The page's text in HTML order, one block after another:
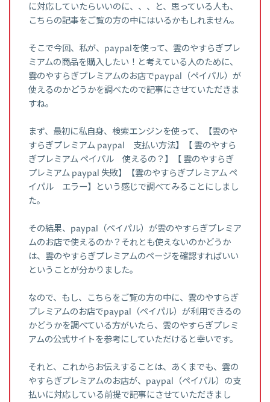
に対応していたらいいのに、、、と、思っている人も、
こちらの記事をご覧の方の中にはいるかもしれません。
そこで今回、私が、paypalを使って、雲のやすらぎプレ
ミアムの商品を購入したい！と考えている人のために、
雲のやすらぎプレミアムのお店でpaypal（ペイパル）が
使えるのかどうかを調べたので記事にさせていただきま
すね。
まず、最初に私自身、検索エンジンを使って、【雲のや
すらぎプレミアム paypal 支払い方法】【 雲のやすら
ぎプレミアム ペイパル 使えるの？】【 雲のやすらぎ
プレミアム paypal 失敗】【雲のやすらぎプレミアム ペ
イパル エラー】という感じで調べてみることにしまし
た。
その結果、paypal（ペイパル）が雲のやすらぎプレミア
ムのお店で使えるのか？それとも使えないのかどうか
は、雲のやすらぎプレミアムのページを確認すればいい
ということが分かりました。
なので、もし、こちらをご覧の方の中に、雲のやすらぎ
プレミアムのお店でpaypal（ペイパル）が利用できるの
かどうかを調べている方がいたら、雲のやすらぎプレミ
アムの公式サイトを参考にしていただけると幸いです。
それと、これからお伝えすることは、あくまでも、雲の
やすらぎプレミアムのお店が、paypal（ペイパル）の支
払いに対応している前提で記事にさせていただきまし